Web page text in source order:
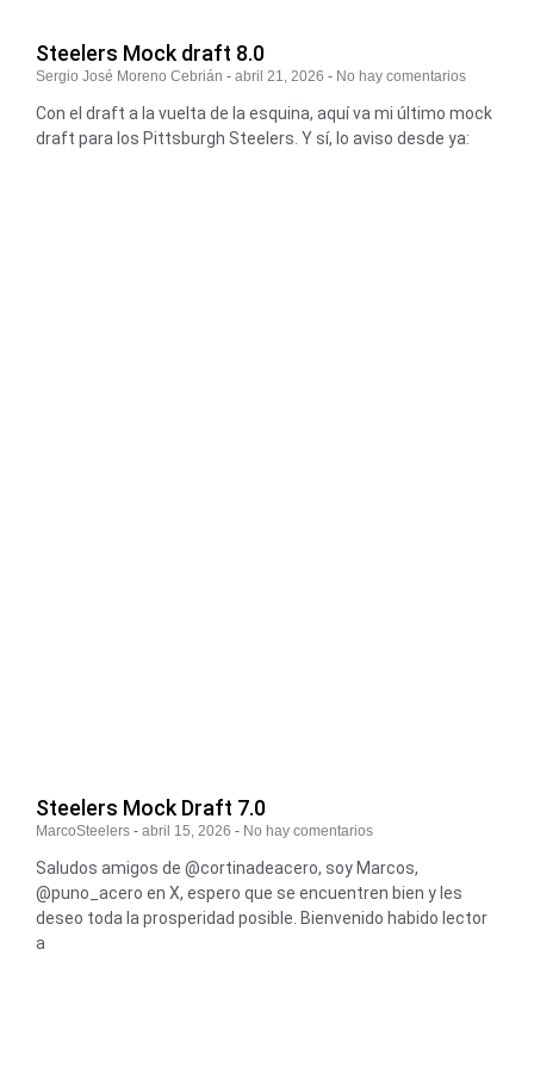
Steelers Mock draft 8.0
Sergio José Moreno Cebrián abril 21, 2026 No hay comentarios
Con el draft a la vuelta de la esquina, aquí va mi último mock
draft para los Pittsburgh Steelers. Y sí, lo aviso desde ya:
Steelers Mock Draft 7.0
MarcoSteelers abril 15, 2026 No hay comentarios
Saludos amigos de @cortinadeacero, soy Marcos,
@puno_acero en X, espero que se encuentren bien y les
deseo toda la prosperidad posible. Bienvenido habido lector
a